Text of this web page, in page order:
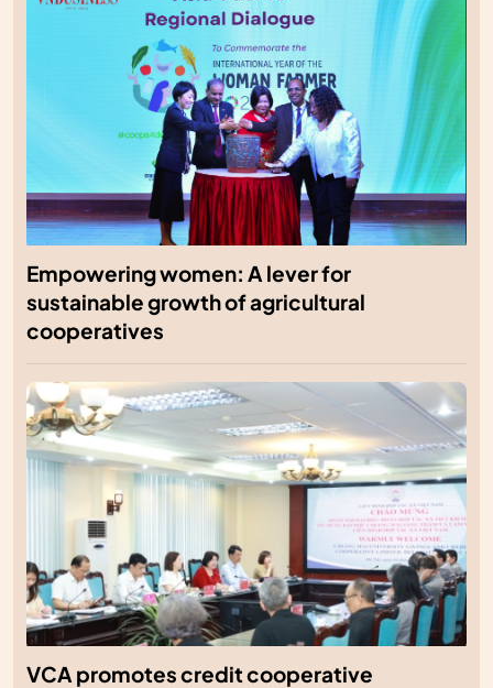
Empowering women: A lever for
sustainable growth of agricultural
cooperatives
VCA promotes credit cooperative